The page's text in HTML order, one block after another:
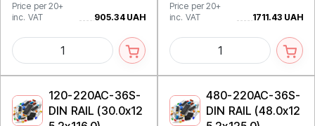
Price per 20+
inc. VAT
905.34 UAH
Price per 20+
inc. VAT
1711.43 UAH
120-220AC-36S-
DIN RAIL (30.0x12
480-220AC-36S-
DIN RAIL (48.0x12